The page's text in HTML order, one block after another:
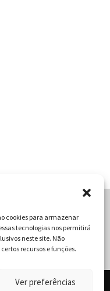
cookies para armazenar
tecnologias nos permitirá
neste site. Não
recursos e funções.
Ver preferências